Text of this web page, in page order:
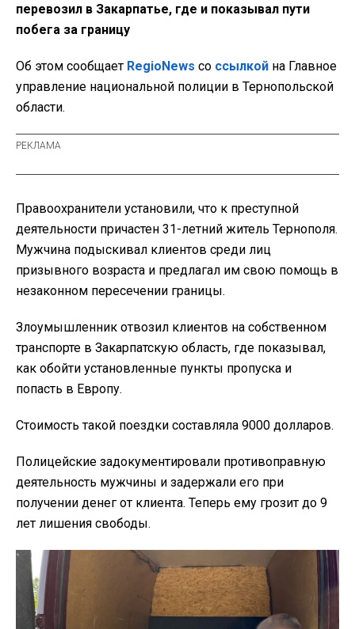
перевозил в Закарпатье, где и показывал пути
побега за границу
Об этом сообщает RegioNews со ссылкой на Главное
управление национальной полиции в Тернопольской
области.
Правоохранители установили, что к преступной
деятельности причастен 31-летний житель Тернополя.
Мужчина подыскивал клиентов среди лиц
призывного возраста и предлагал им свою помощь в
незаконном пересечении границы.
Злоумышленник отвозил клиентов на собственном
транспорте в Закарпатскую область, где показывал,
как обойти установленные пункты пропуска и
попасть в Европу.
Стоимость такой поездки составляла 9000 долларов.
Полицейские задокументировали противоправную
деятельность мужчины и задержали его при
получении денег от клиента. Теперь ему грозит до 9
лет лишения свободы.